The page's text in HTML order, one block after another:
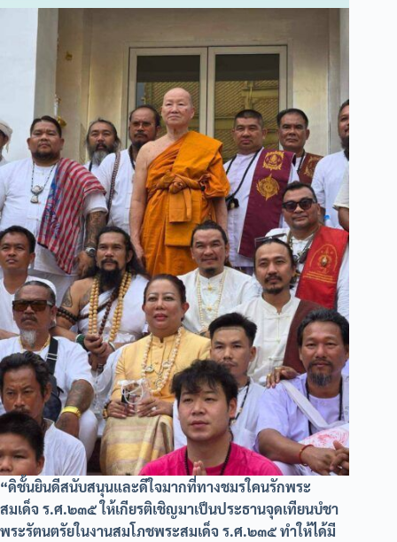
“ดิชั้นยินดีสนับสนุนและดีใจมากที่ทางชมรใคนรักพระ
สมเด็จ ร.ศ.๒๓๕ ให้เกียรติเชิญมาเป็นประธานจุดเทียนบํชา
พระรัตนตรัยในงานสมโภชพระสมเด็จ ร.ศ.๒๓๕ ทำให้ได้มี